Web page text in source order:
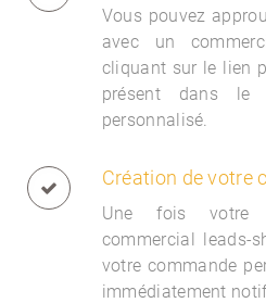
Vous pouvez
avec un
cliquant sur le lien
présent dans
personnalisé.
Création de votre
Une fois votre
commercial leads-
votre commande
immédiatement